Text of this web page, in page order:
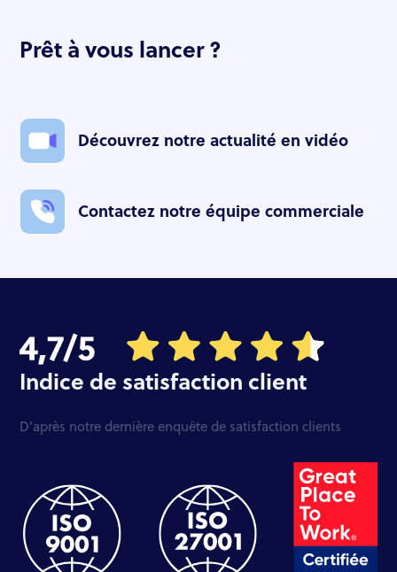
Prêt à vous lancer ?
Découvrez notre actualité en vidéo
Contactez notre équipe commerciale
Indice de satisfaction client
D’après notre dernière enquête de satisfaction clients